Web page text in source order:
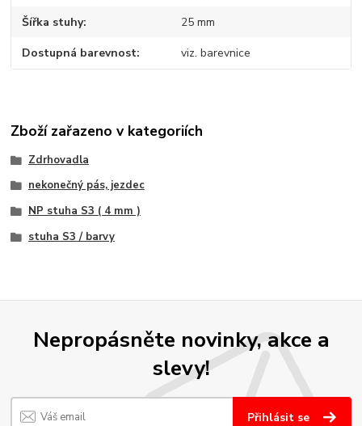
Šířka stuhy 25 mm
Dostupná barevnost viz. barevnice
Zboží zařazeno v kategoriích
Zdrhovadla
nekonečný pás, jezdec
NP stuha S3 ( 4 mm )
stuha S3 / barvy
Nepropásněte novinky, akce a
slevy!
Přihlásit se